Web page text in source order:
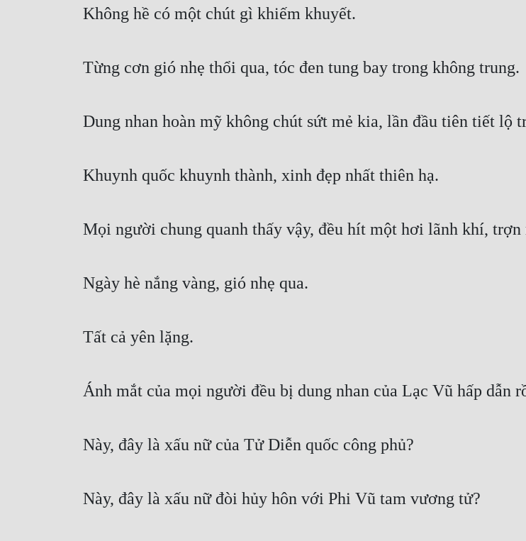
Không hề có một chút gì khiếm khuyết.
Từng cơn gió nhẹ thổi qua, tóc đen tung bay trong không trung.
Dung nhan hoàn mỹ không chút sứt mẻ kia, lần đầu tiên tiết lộ
Khuynh quốc khuynh thành, xinh đẹp nhất thiên hạ.
Mọi người chung quanh thấy vậy, đều hít một hơi lãnh khí,
Ngày hè nắng vàng, gió nhẹ qua.
Tất cả yên lặng.
Ánh mắt của mọi người đều bị dung nhan của Lạc Vũ hấp dẫn
Này, đây là xấu nữ của Tử Diễn quốc công phủ?
Này, đây là xấu nữ đòi hủy hôn với Phi Vũ tam vương tử?